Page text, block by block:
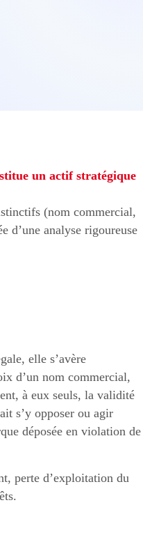
un actif stratégique
(nom commercial,
d’une analyse rigoureuse
elle s’avère
d’un nom commercial,
à eux seuls, la validité
s’y opposer ou agir
déposée en violation de
perte d’exploitation du